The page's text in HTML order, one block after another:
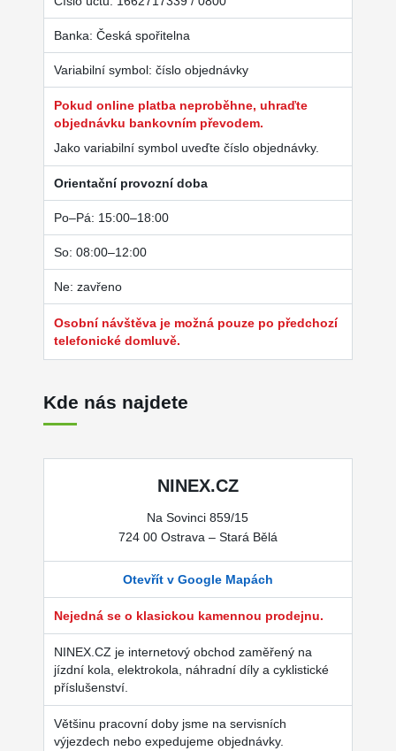
Banka: Česká spořitelna
Variabilní symbol: číslo objednávky
Pokud online platba neproběhne, uhraďte
objednávku bankovním převodem.
Jako variabilní symbol uveďte číslo objednávky.
Orientační provozní doba
Po–Pá: 15:00–18:00
So: 08:00–12:00
Ne: zavřeno
Osobní návštěva je možná pouze po předchozí
telefonické domluvě.
Kde nás najdete
NINEX.CZ
Na Sovinci 859/15
724 00 Ostrava – Stará Bělá
Otevřít v Google Mapách
Nejedná se o klasickou kamennou prodejnu.
NINEX.CZ je internetový obchod zaměřený na
jízdní kola, elektrokola, náhradní díly a cyklistické
příslušenství.
Většinu pracovní doby jsme na servisních
výjezdech nebo expedujeme objednávky.